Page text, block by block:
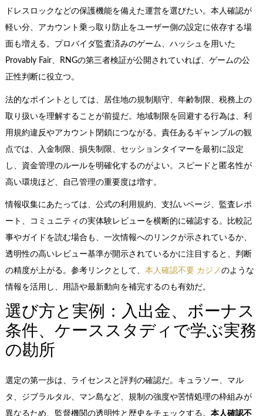
ドレスロックなどの保護機能を備えた運営を選びたい。本人確認が
軽い分、アカウント乗っ取り防止をユーザー側の設定に依存する場
面も増える。プロバイダ監査済みのゲーム、ハッシュを用いた
Provably Fair、RNGの第三者検証が公開されていれば、ゲームの公
正性判断に役立つ。
法的なポイントとしては、居住地の規制順守、年齢制限、税務上の
取り扱いを理解することが前提だ。地域制限を回避する行為は、利
用規約違反やアカウント閉鎖につながる。責任あるギャンブルの観
点では、入金制限、損失制限、セッションタイマーを最初に設定
し、資金管理のルールを明確化するのがよい。スピードと匿名性が
高い環境ほど、自己管理の重要度は増す。
情報収集にあたっては、公式の利用規約、支払いページ、監査レポ
ート、コミュニティの実体験レビューを横断的に確認する。比較記
事やガイドを読む場合も、一次情報へのリンクが示されているか、
透明性の高いレビュー基準が開示されているかに注目すると、判断
の精度が上がる。参考リンクとして、 本人確認不要 カジノ のような
情報を活用し、用語や最新動向を補完するのも有効だ。
選び方と実例：入出金、ボーナス
条件、ケーススタディで学ぶ実務
の勘所
選定の第一歩は、ライセンスと評判の確認だ。キュラソー、マル
タ、ジブラルタル、マン島など、規制の強度や苦情処理の枠組みが
異なるため、監督機関の透明性と歴史をチェックする。 本人確認不